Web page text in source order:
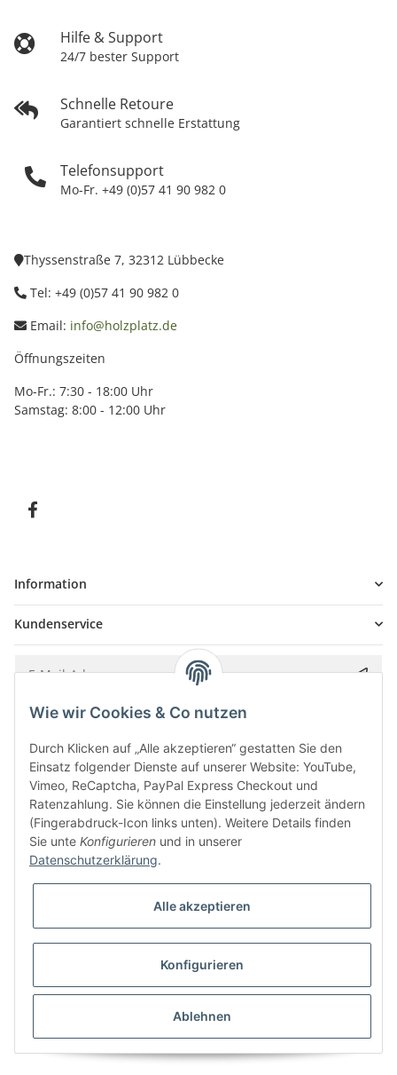
Hilfe & Support
24/7 bester Support
Schnelle Retoure
Garantiert schnelle Erstattung
Telefonsupport
Mo-Fr. +49 (0)57 41 90 982 0
Thyssenstraße 7, 32312 Lübbecke
Tel: +49 (0)57 41 90 982 0
Email: info@holzplatz.de
Öffnungszeiten
Mo-Fr.: 7:30 - 18:00 Uhr
Samstag: 8:00 - 12:00 Uhr
Information
Kundenservice
Bitte senden Sie mir entsprechend IhrerDatenschutzerklärung
* Alle Preise inkl. gesetzlicher USt., zzgl.
Besucherzähler: 5840965
UmsetzungVlarom E-Commerce Agentur| Powered byJTL-Shop|
CLEARIX JTL-Shop Template
Wie wir Cookies & Co nutzen
Durch Klicken auf „Alle akzeptieren“ gestatten Sie den
Einsatz folgender Dienste auf unserer Website: YouTube,
Vimeo, ReCaptcha, PayPal Express Checkout und
Ratenzahlung. Sie können die Einstellung jederzeit ändern
(Fingerabdruck-Icon links unten). Weitere Details finden
Sie unte Konfigurieren und in unserer
Datenschutzerklärung.
Alle akzeptieren
Konfigurieren
Ablehnen